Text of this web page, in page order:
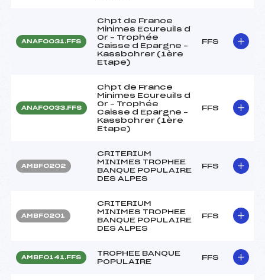
ANAF0031.FFS
Chpt de France
Minimes Ecureuils d
Or – Trophée
Caisse d Epargne –
Kassbohrer (1ère
Etape)
FFS
ANAF0033.FFS
Chpt de France
Minimes Ecureuils d
Or – Trophée
Caisse d Epargne –
Kassbohrer (1ère
Etape)
FFS
AMBF0202
CRITERIUM
MINIMES TROPHEE
BANQUE POPULAIRE
DES ALPES
FFS
AMBF0201
CRITERIUM
MINIMES TROPHEE
BANQUE POPULAIRE
DES ALPES
FFS
AMBF0141.FFS
TROPHEE BANQUE
POPULAIRE
FFS